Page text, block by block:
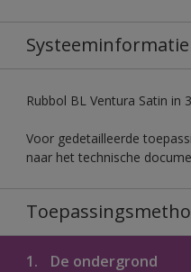
Systeeminformatie
Rubbol BL Ventura Satin in
Voor gedetailleerde
naar het technische
1. De ondergrond